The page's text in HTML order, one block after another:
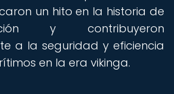
un hito en la historia de
y contribuyeron
a la seguridad y eficiencia
en la era vikinga.